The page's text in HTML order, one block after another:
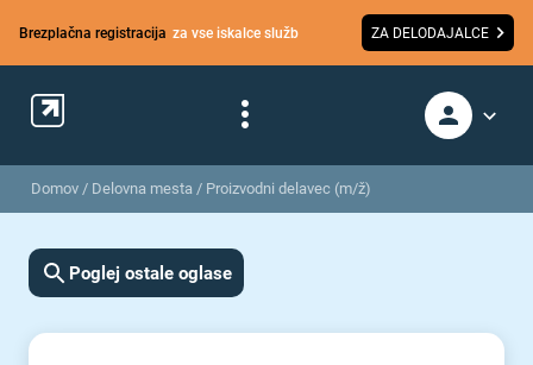
Brezplačna registracija za vse iskalce služb ZA DELODAJALCE
Domov / Delovna mesta / Proizvodni delavec (m/ž)
Poglej ostale oglase